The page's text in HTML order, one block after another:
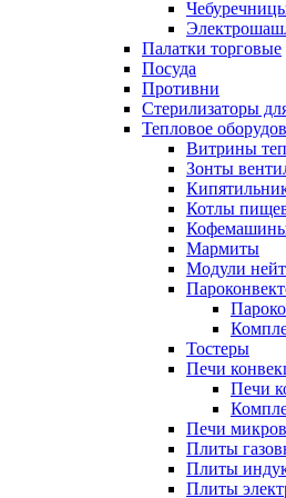
Палатки торговые
Посуда
Противни
Стерилизаторы
Тепловое
Витрины
Зонты
Котлы
Мармиты
Модули
Тостеры
Печи
Печи
Печи
Плиты
Плиты
Плиты